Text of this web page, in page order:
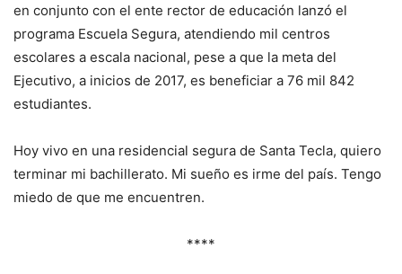
en conjunto con el ente rector de educación lanzó el
programa Escuela Segura, atendiendo mil centros
escolares a escala nacional, pese a que la meta del
Ejecutivo, a inicios de 2017, es beneficiar a 76 mil 842
estudiantes.
Hoy vivo en una residencial segura de Santa Tecla, quiero
terminar mi bachillerato. Mi sueño es irme del país. Tengo
miedo de que me encuentren.
****